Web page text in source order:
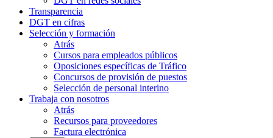
Transparencia
DGT en cifras
Selección y formación
Atrás
Cursos para empleados públicos
Oposiciones específicas de Tráfico
Concursos de provisión de puestos
Selección de personal interino
Trabaja con nosotros
Atrás
Recursos para proveedores
Factura electrónica